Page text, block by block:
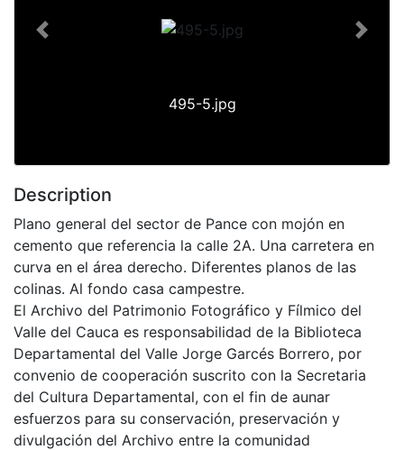
495-5.jpg
Previous Next
Description
Plano general del sector de Pance con mojón en
cemento que referencia la calle 2A. Una carretera en
curva en el área derecho. Diferentes planos de las
colinas. Al fondo casa campestre.
El Archivo del Patrimonio Fotográfico y Fílmico del
Valle del Cauca es responsabilidad de la Biblioteca
Departamental del Valle Jorge Garcés Borrero, por
convenio de cooperación suscrito con la Secretaria
del Cultura Departamental, con el fin de aunar
esfuerzos para su conservación, preservación y
divulgación del Archivo entre la comunidad